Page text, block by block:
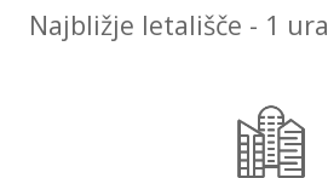
Najbližje letališče - 1 ura